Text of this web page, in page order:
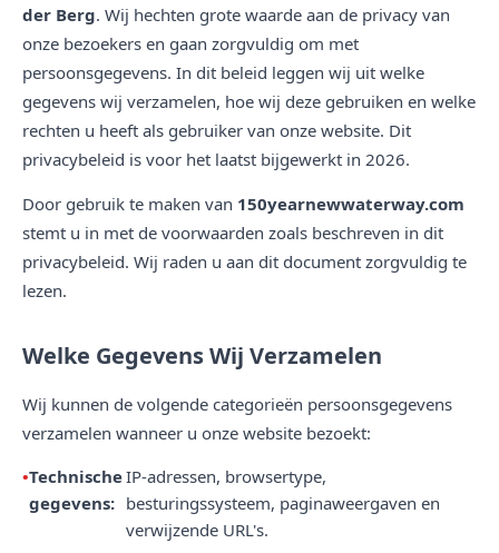
der Berg. Wij hechten grote waarde aan de privacy van
onze bezoekers en gaan zorgvuldig om met
persoonsgegevens. In dit beleid leggen wij uit welke
gegevens wij verzamelen, hoe wij deze gebruiken en welke
rechten u heeft als gebruiker van onze website. Dit
privacybeleid is voor het laatst bijgewerkt in 2026.
Door gebruik te maken van 150yearnewwaterway.com
stemt u in met de voorwaarden zoals beschreven in dit
privacybeleid. Wij raden u aan dit document zorgvuldig te
lezen.
Welke Gegevens Wij Verzamelen
Wij kunnen de volgende categorieën persoonsgegevens
verzamelen wanneer u onze website bezoekt:
Technische
gegevens:
IP-adressen, browsertype,
besturingssysteem, paginaweergaven en
verwijzende URL's.